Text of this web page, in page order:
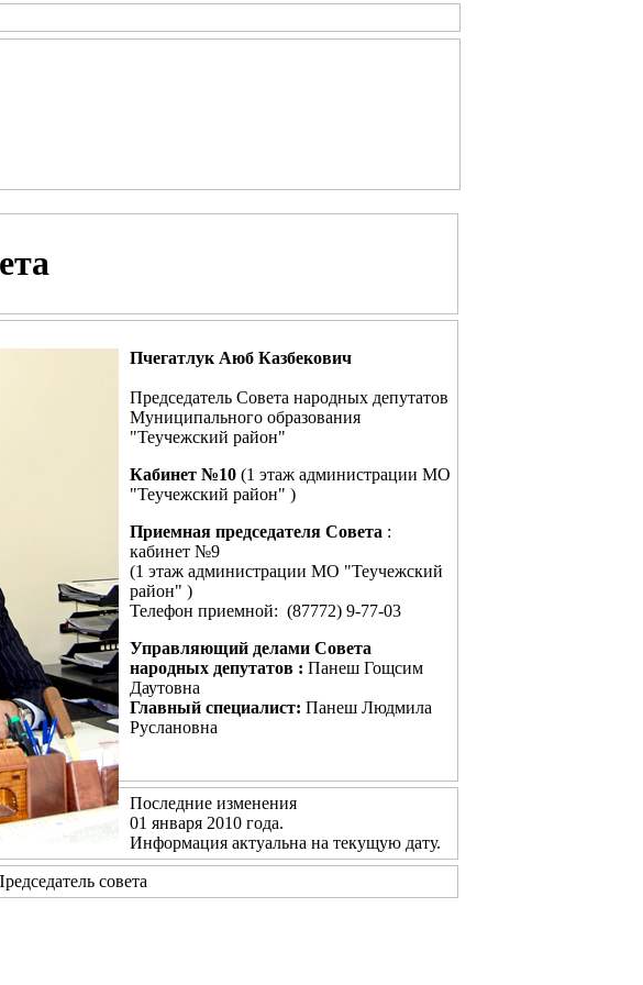
Пчегатлук Аюб Казбекович
Председатель Совета народных депутатов
Муниципального образования
"Теучежский район"
Кабинет №10 (1 этаж администрации МО
"Теучежский район" )
Приемная председателя Совета :
кабинет №9
(1 этаж администрации МО "Теучежский
район" )
Телефон приемной: (87772) 9-77-03
Управляющий делами Совета
народных депутатов : Панеш Гощсим
Даутовна
Главный специалист: Панеш Людмила
Руслановна
Последние изменения
01 января 2010 года.
Информация актуальна на текущую дату.
совета